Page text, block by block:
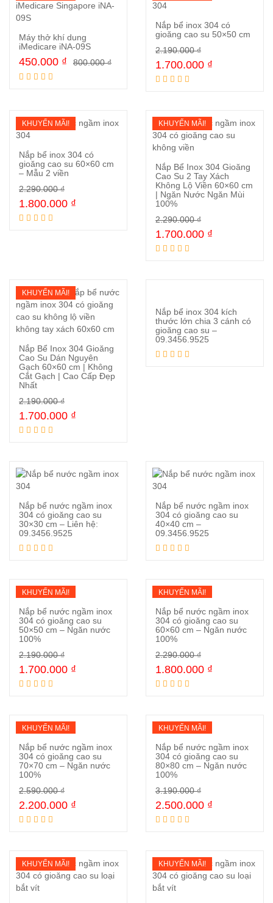
Máy thở khí dung
iMedicare iNA-09S
800.000₫
450.000 ₫ Mua ngay
Nắp bể inox 304 có
gioăng cao su 50×50 cm
2.190.000₫
1.700.000 ₫
KHUYẾN MÃI!
Mua ngay
Nắp bể inox 304 có
gioăng cao su 60×60 cm
– Mẫu 2 viền
2.290.000₫
1.800.000 ₫
KHUYẾN MÃI!
Mua ngay
Nắp Bể Inox 304 Gioăng
Cao Su 2 Tay Xách
Không Lộ Viền 60×60 cm
| Ngăn Nước Ngăn Mùi
100%
2.290.000₫
1.700.000 ₫
KHUYẾN MÃI!
Mua ngay
Nắp Bể Inox 304 Gioăng
Cao Su Dán Nguyên
Gạch 60×60 cm | Không
Cắt Gạch | Cao Cấp Đẹp
Nhất
2.190.000₫
1.700.000 ₫
Đọc tiếp
Nắp bể inox 304 kích
thước lớn chia 3 cánh có
gioăng cao su –
09.3456.9525
Đọc tiếp
Nắp bể nước ngầm inox
304 có gioăng cao su
30×30 cm – Liên hệ:
09.3456.9525
Đọc tiếp
Nắp bể nước ngầm inox
304 có gioăng cao su
40×40 cm –
09.3456.9525
KHUYẾN MÃI!
Nắp bể nước ngầm inox
304 có gioăng cao su
50×50 cm – Ngăn nước
100%
2.190.000₫
1.700.000 ₫
KHUYẾN MÃI!
Nắp bể nước ngầm inox
304 có gioăng cao su
60×60 cm – Ngăn nước
100%
2.290.000₫
1.800.000 ₫
KHUYẾN MÃI!
Nắp bể nước ngầm inox
304 có gioăng cao su
70×70 cm – Ngăn nước
100%
2.590.000₫
2.200.000 ₫
KHUYẾN MÃI!
Nắp bể nước ngầm inox
304 có gioăng cao su
80×80 cm – Ngăn nước
100%
3.190.000₫
2.500.000 ₫
KHUYẾN MÃI! KHUYẾN MÃI!